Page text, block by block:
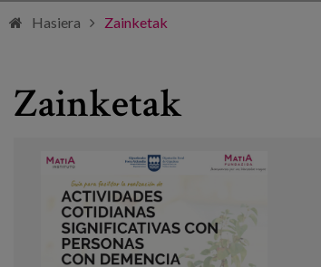
Hasiera Zainketak
Zainketak